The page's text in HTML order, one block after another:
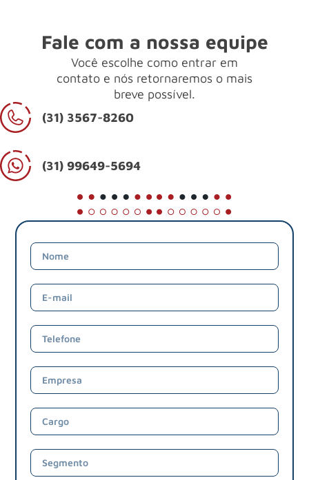
Fale com a nossa equipe
Você escolhe como entrar em
contato e nós retornaremos o mais
breve possível.
(31) 3567-8260
(31) 99649-5694